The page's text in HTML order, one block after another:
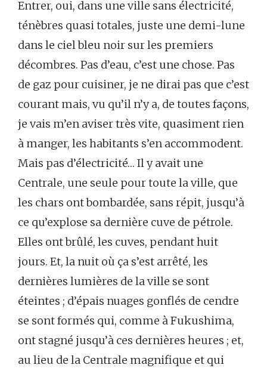
Entrer, oui, dans une ville sans électricité,
ténèbres quasi totales, juste une demi-lune
dans le ciel bleu noir sur les premiers
décombres. Pas d’eau, c’est une chose. Pas
de gaz pour cuisiner, je ne dirai pas que c’est
courant mais, vu qu’il n’y a, de toutes façons,
je vais m’en aviser très vite, quasiment rien
à manger, les habitants s’en accommodent.
Mais pas d’électricité… Il y avait une
Centrale, une seule pour toute la ville, que
les chars ont bombardée, sans répit, jusqu’à
ce qu’explose sa dernière cuve de pétrole.
Elles ont brûlé, les cuves, pendant huit
jours. Et, la nuit où ça s’est arrêté, les
dernières lumières de la ville se sont
éteintes ; d’épais nuages gonflés de cendre
se sont formés qui, comme à Fukushima,
ont stagné jusqu’à ces dernières heures ; et,
au lieu de la Centrale magnifique et qui